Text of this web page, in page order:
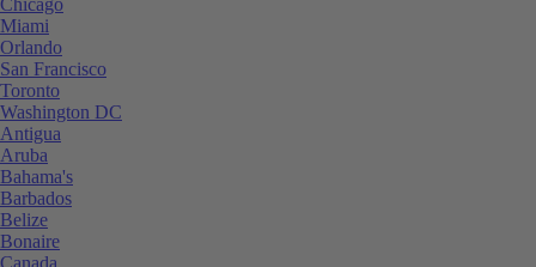
Miami
Orlando
San Francisco
Toronto
Washington DC
Antigua
Aruba
Bahama's
Barbados
Belize
Bonaire
Canada